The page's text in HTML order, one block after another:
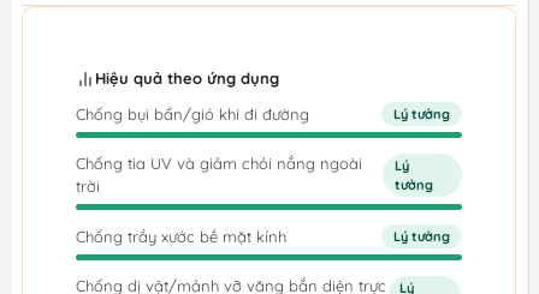
Hiệu quả theo ứng dụng
Chống bụi bẩn/gió khi đi đường
Lý tưởng
Chống tia UV và giảm chói nắng ngoài
trời
Lý
tưởng
Chống trầy xước bề mặt kính Lý tưởng
Chống dị vật/mảnh vỡ văng bắn diện trực Lý